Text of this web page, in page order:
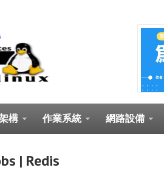
構 作業系統 網路設備
| Redis